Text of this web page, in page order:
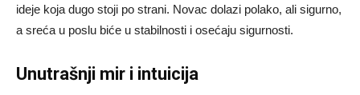
ideje koja dugo stoji po strani. Novac dolazi polako, ali sigurno,
a sreća u poslu biće u stabilnosti i osećaju sigurnosti.
Unutrašnji mir i intuicija